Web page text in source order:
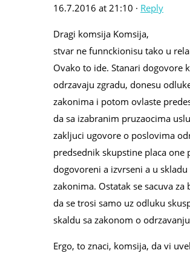
16.7.2016 at 21:10 · Reply
Dragi komsija Komsija,
stvar ne funnckionisu tako u
Ovako to ide. Stanari dogovore
odrzavaju zgradu, donesu
zakonima i potom ovlaste
da sa izabranim pruzaocima
zakljuci ugovore o poslovima
predsednik skupstine placa one
dogovoreni a izvrseni a u
zakonima. Ostatak se sacuva za
da se trosi samo uz odluku
skaldu sa zakonom o
Ergo, to znaci, komsija, da vi